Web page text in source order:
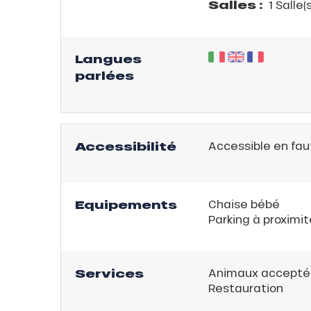
Salles : 1
Langues
parlées
Accessibilité Accessible en
Equipements
Chaise bébé
Parking à
Services
Animaux
Restauration